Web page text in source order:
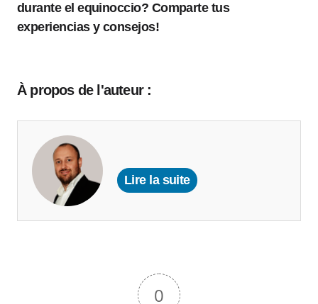
durante el equinoccio? Comparte tus
experiencias y consejos!
À propos de l'auteur :
Lire la suite
0